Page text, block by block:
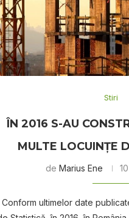
Stiri
ÎN 2016 S-AU
MULTE LOCUINȚE
de Marius Ene
Conform ultimelor date